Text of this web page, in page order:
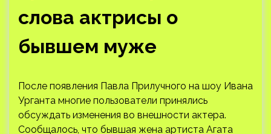
слова актрисы о
бывшем муже
После появления Павла Прилучного на шоу Ивана
Урганта многие пользователи принялись
обсуждать изменения во внешности актера.
Сообщалось, что бывшая жена артиста Агата